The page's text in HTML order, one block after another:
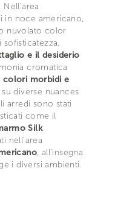
in noce americano,
nuvolato color
e il desiderio
cromatica
colori morbidi e
diverse nuances
arredi sono stati
come il
Silk
nell’area
, all’insegna
i diversi ambienti.